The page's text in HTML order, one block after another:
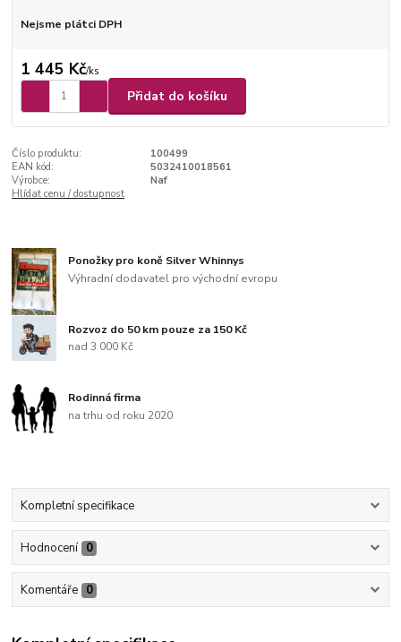
Nejsme plátci DPH
1 445 Kč/ks
Přidat do košíku
Číslo produktu:
100499
EAN kód:
5032410018561
Výrobce:
Naf
Hlídat cenu / dostupnost
Ponožky pro koně Silver Whinnys
Výhradní dodavatel pro východní evropu
Rozvoz do 50 km pouze za 150 Kč
nad 3 000 Kč
Rodinná firma
na trhu od roku 2020
Kompletní specifikace
Hodnocení 0
Komentáře 0